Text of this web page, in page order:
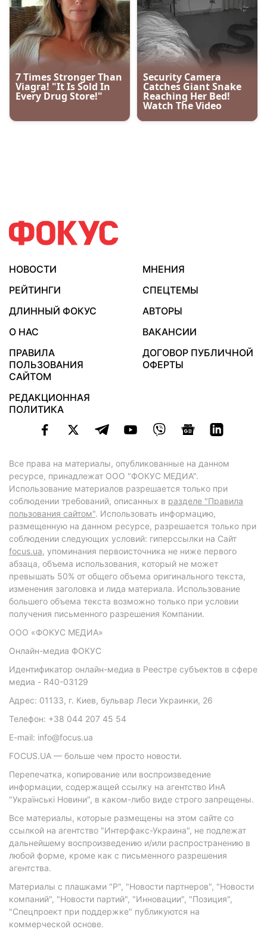
НОВОСТИ
МНЕНИЯ
РЕЙТИНГИ
СПЕЦТЕМЫ
ДЛИННЫЙ ФОКУС
АВТОРЫ
О НАС
ВАКАНСИИ
ПРАВИЛА
ПОЛЬЗОВАНИЯ
САЙТОМ
ДОГОВОР ПУБЛИЧНОЙ
ОФЕРТЫ
РЕДАКЦИОННАЯ
ПОЛИТИКА
Все права на материалы, опубликованные на данном
ресурсе, принадлежат ООО "ФОКУС МЕДИА".
Использование материалов разрешается только при
соблюдении требований, описанных в разделе "Правила
пользования сайтом". Использовать информацию,
размещенную на данном ресурсе, разрешается только при
соблюдении следующих условий: гиперссылки на Сайт
focus.ua, упоминания первоисточника не ниже первого
абзаца, объема использования, который не может
превышать 50% от общего объема оригинального текста,
изменения заголовка и лида материала. Использование
большего объема текста возможно только при условии
получения письменного разрешения Компании.
ООО «ФОКУС МЕДИА»
Онлайн-медиа ФОКУС
Идентификатор онлайн-медиа в Реестре субъектов в сфере
медиа - R40-03129
Адрес: 01133, г. Киев, бульвар Леси Украинки, 26
Телефон: +38 044 207 45 54
E-mail: info@focus.ua
FOCUS.UA — больше чем просто новости.
Перепечатка, копирование или воспроизведение
информации, содержащей ссылку на агентство ИнА
"Українські Новини", в каком-либо виде строго запрещены.
Все материалы, которые размещены на этом сайте со
ссылкой на агентство "Интерфакс-Украина", не подлежат
дальнейшему воспроизведению и/или распространению в
любой форме, кроме как с письменного разрешения
агентства.
Материалы с плашками "Р", "Новости партнеров", "Новости
компаний", "Новости партий", "Инновации", "Позиция",
"Спецпроект при поддержке" публикуются на
коммерческой основе.